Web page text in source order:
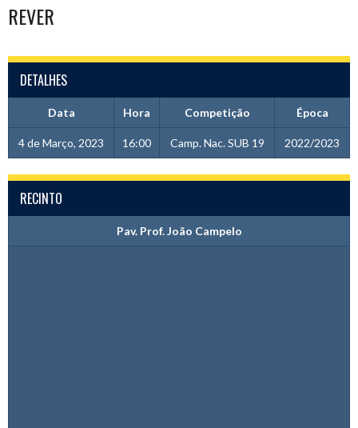
REVER
DETALHES
Data Hora Competição Época
4 de Março, 2023 16:00 Camp. Nac. SUB 19 2022/2023
RECINTO
Pav. Prof. João Campelo